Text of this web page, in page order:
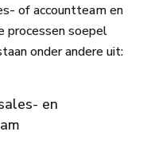
of accountteam en
processen soepel
onder andere uit:
en